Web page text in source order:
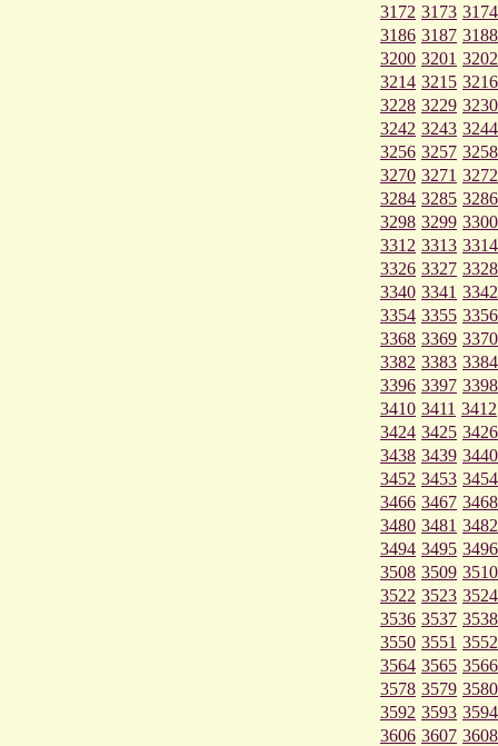
3172 3173 3174
3186 3187 3188
3200 3201 3202
3214 3215 3216
3228 3229 3230
3242 3243 3244
3256 3257 3258
3270 3271 3272
3284 3285 3286
3298 3299 3300
3312 3313 3314
3326 3327 3328
3340 3341 3342
3354 3355 3356
3368 3369 3370
3382 3383 3384
3396 3397 3398
3410 3411 3412
3424 3425 3426
3438 3439 3440
3452 3453 3454
3466 3467 3468
3480 3481 3482
3494 3495 3496
3508 3509 3510
3522 3523 3524
3536 3537 3538
3550 3551 3552
3564 3565 3566
3578 3579 3580
3592 3593 3594
3606 3607 3608